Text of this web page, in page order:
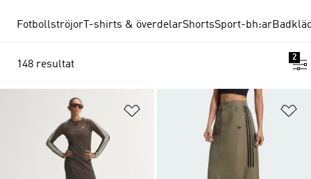
Fotbollströjor T-shirts & överdelarShortsSport-bh:ar
148 resultat
2
Lägg till på önskelistan